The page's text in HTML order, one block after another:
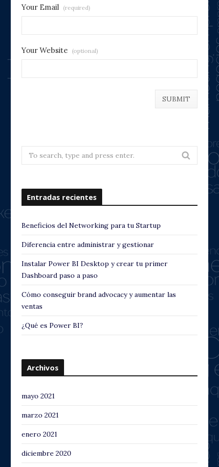
Your Email (required)
Your Website (optional)
Search
for:
Entradas recientes
Beneficios del Networking para tu Startup
Diferencia entre administrar y gestionar
Instalar Power BI Desktop y crear tu primer
Dashboard paso a paso
Cómo conseguir brand advocacy y aumentar las
ventas
¿Qué es Power BI?
Archivos
mayo 2021
marzo 2021
enero 2021
diciembre 2020